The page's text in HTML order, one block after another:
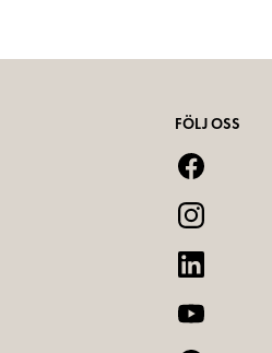
FÖLJ OSS